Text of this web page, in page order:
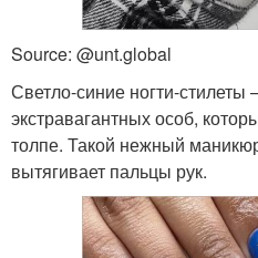
Source: @unt.global
Светло-синие ногти-стилеты
экстравагантных особ,
толпе. Такой нежный
вытягивает пальцы рук.